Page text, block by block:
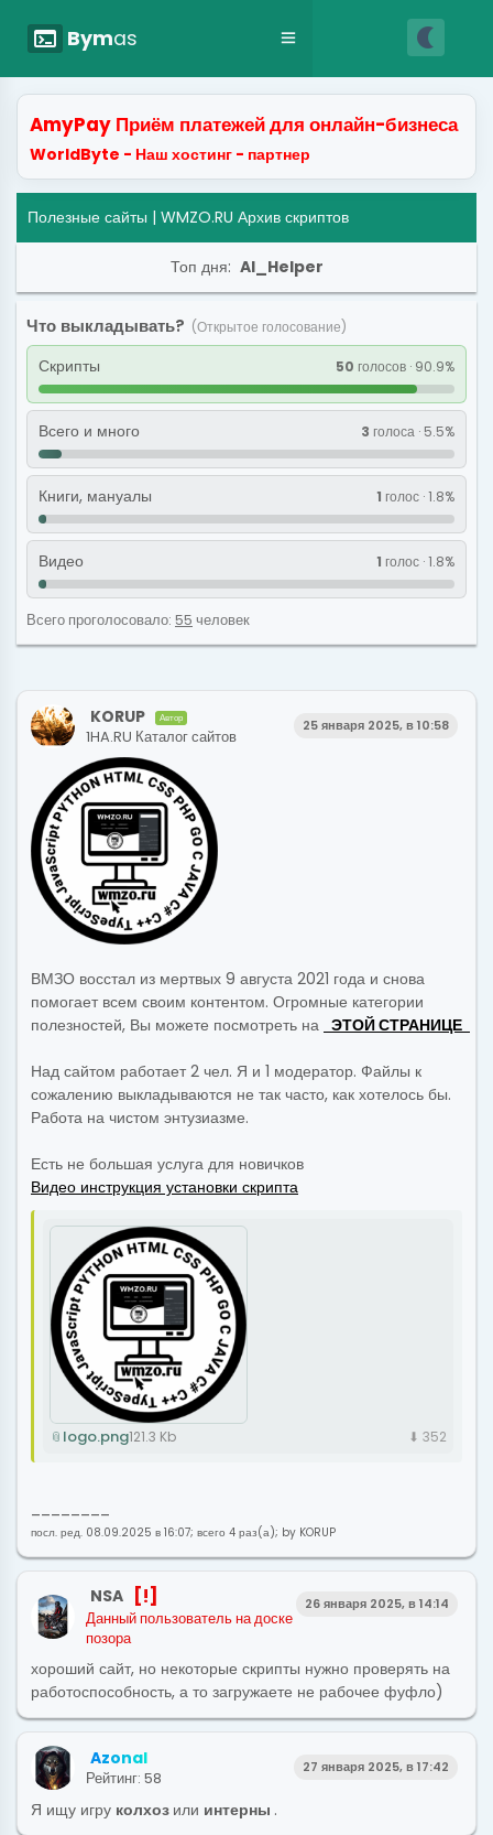
terminal Bymas nightlight
AmyPay Приём платежей для онлайн-бизнеса
WorldByte - Наш хостинг - партнер
Полезные сайты | WMZO.RU Архив скриптов
Топ дня: AI_Helper
Что выкладывать? (Открытое голосование)
Скрипты 50 голосов · 90.9%
Всего и много 3 голоса · 5.5%
Книги, мануалы 1 голос · 1.8%
Видео 1 голос · 1.8%
Всего проголосовало: 55 человек
KORUP Автор 25 января 2025, в 10:58
1HA.RU Каталог сайтов
ВМЗО восстал из мертвых 9 августа 2021 года и снова
помогает всем своим контентом. Огромные категории
полезностей, Вы можете посмотреть на
Над сайтом работает 2 чел. Я и 1 модератор. Файлы к
сожалению выкладываются не так часто, как хотелось бы.
Работа на чистом энтузиазме.
Есть не большая услуга для новичков
Видео инструкция установки скрипта
logo.png121.3 Kb ⬇ 352
посл. ред. 08.09.2025 в 16:07; всего 4 раз(а); by KORUP
NSA [!] 26 января 2025, в 14:14
Данный пользователь на доске
позора
хороший сайт, но некоторые скрипты нужно проверять на
работоспособность, а то загружаете не рабочее фуфло)
Azonal 27 января 2025, в 17:42
Рейтинг: 58
Я ищу игру колхоз или интерны .